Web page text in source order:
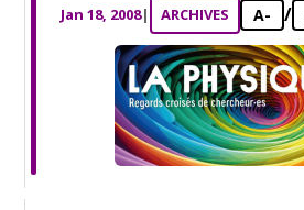
Jan 18, 2008| ARCHIVES A- /